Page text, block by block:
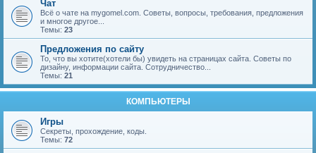
Чат
Всё о чате на mygomel.com. Советы, вопросы, требования, предложения
и многое другое...
Темы: 23
Предложения по сайту
То, что вы хотите(хотели бы) увидеть на страницах сайта. Советы по
дизайну, информации сайта. Сотрудничество...
Темы: 21
КОМПЬЮТЕРЫ
Игры
Секреты, прохождение, коды.
Темы: 72